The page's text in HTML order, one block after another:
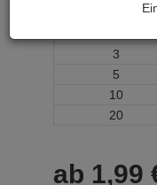
ab Menge
3
5
10
20
ab 1,99